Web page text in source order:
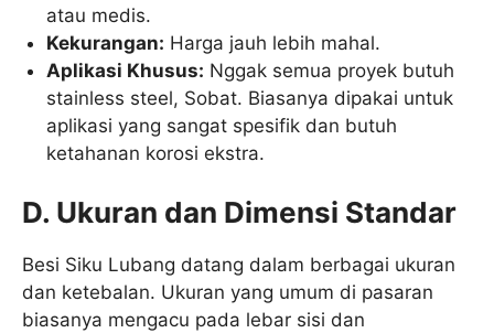
atau medis.
Kekurangan: Harga jauh lebih mahal.
Aplikasi Khusus: Nggak semua proyek butuh
stainless steel, Sobat. Biasanya dipakai untuk
aplikasi yang sangat spesifik dan butuh
ketahanan korosi ekstra.
D. Ukuran dan Dimensi Standar
Besi Siku Lubang datang dalam berbagai ukuran
dan ketebalan. Ukuran yang umum di pasaran
biasanya mengacu pada lebar sisi dan